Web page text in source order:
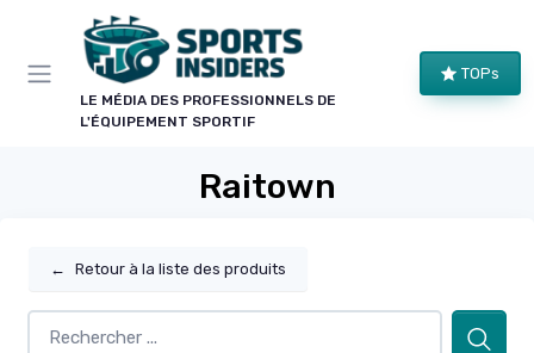
LE MÉDIA DES PROFESSIONNELS DE
L'ÉQUIPEMENT SPORTIF
TOPs
Raitown
← Retour à la liste des produits
Panneau de gestion des cookies